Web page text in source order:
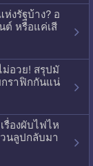
งรัฐบ้าง? อ
ต์ หรือแค่เสี
ม่อวย! สรุปมั
ราฟิกกันแน่
องผับไฟไห
นลูปกลับมา